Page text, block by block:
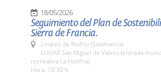
18/05/2026
Seguimiento del Plan de
Sierra de Francia.
Linares de Riofrío (Salamanca)
LUGAR San Miguel de Valero (entrada
recreativa La Honfría)
Hora: 10:30 h.